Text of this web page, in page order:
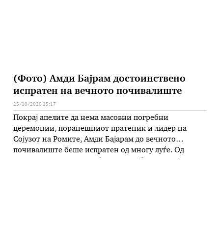
(Фото) Амди Бајрам достоинствено
испратен на вечното почивалиште
25/10/2020 15:17
Покрај апелите да нема масовни погребни
церемонии, поранешниот пратеник и лидер на
Сојузот на Ромите, Амди Бајарам до вечното
почивалиште беше испратен од многу луѓе. Од